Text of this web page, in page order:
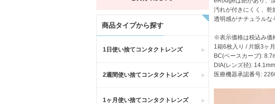
商品タイプから探す
1日使い捨てコンタクトレンズ
2週間使い捨てコンタクトレンズ
1ヶ月使い捨てコンタクトレンズ
汚れが付きにくく、乾
透明感がナチュラルな
※表示価格は税込み価
1箱6枚入り / 片眼3ヶ
BC(ベースカーブ):
DIA(レンズ径): 14.1mm
医療機器承認番号: